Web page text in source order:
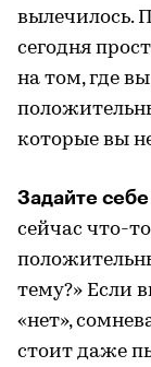
вылечилось.
сегодня
на том, где
которые вы
Задайте
сейчас что-
тему?» Если
«нет»,
стоит даже